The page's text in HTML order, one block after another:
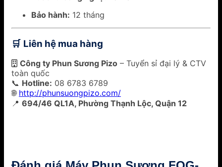
Bảo hành: 12 tháng
🛒 Liên hệ mua hàng
🏢 Công ty Phun Sương Pizo – Tuyển sỉ đại lý & CTV
toàn quốc
📞 Hotline: 08 6783 6789
🌐 http://phunsuongpizo.com/
📍 694/46 QL1A, Phường Thạnh Lộc, Quận 12